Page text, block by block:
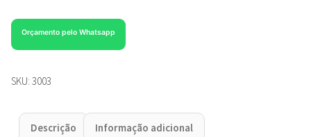
Orçamento pelo Whatsapp
SKU: 3003
Descrição Informação adicional